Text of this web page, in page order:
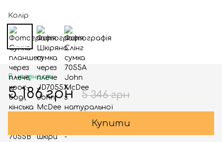
Колір
В наявності
5 186 грн 5 346 грн
Купити